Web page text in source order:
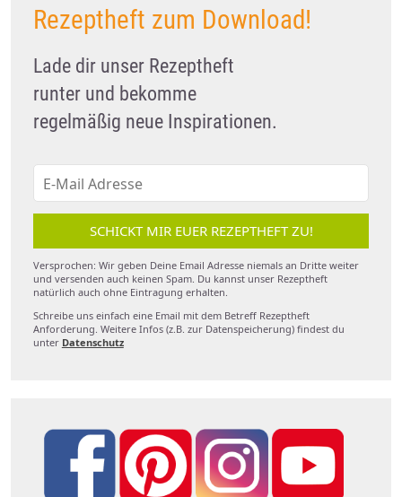
Rezeptheft zum Download!
Lade dir unser Rezeptheft
runter und bekomme
regelmäßig neue Inspirationen.
SCHICKT MIR EUER REZEPTHEFT ZU!
Versprochen: Wir geben Deine Email Adresse niemals an Dritte weiter
und versenden auch keinen Spam. Du kannst unser Rezeptheft
natürlich auch ohne Eintragung erhalten.
Schreibe uns einfach eine Email mit dem Betreff Rezeptheft
Anforderung. Weitere Infos (z.B. zur Datenspeicherung) findest du
unter Datenschutz